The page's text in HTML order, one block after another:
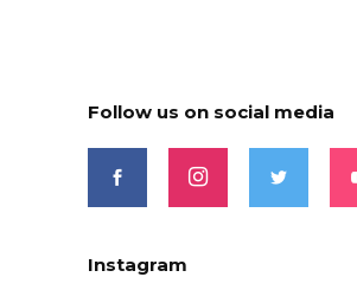
Follow us on social media
Instagram